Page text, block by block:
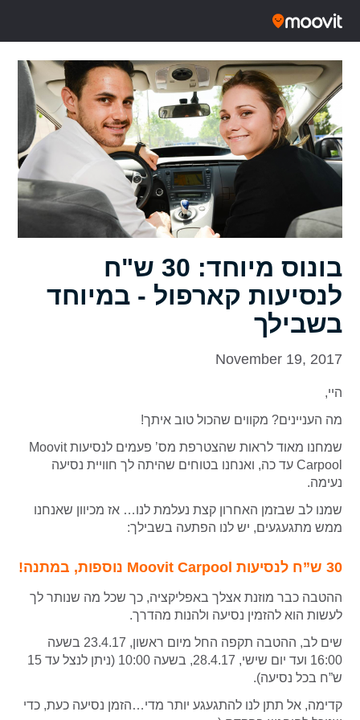
בונוס מיוחד: 30 ש"ח
לנסיעות קארפול - במיוחד
בשבילך
November 19, 2017
היי,
מה העניינים? מקווים שהכול טוב איתך!
שמחנו מאוד לראות שהצטרפת מס’ פעמים לנסיעות Moovit
Carpool עד כה, ואנחנו בטוחים שהיתה לך חוויית נסיעה
נעימה.
שמנו לב שבזמן האחרון קצת נעלמת לנו… אז מכיוון שאנחנו
ממש מתגעגעים, יש לנו הפתעה בשבילך:
30 ש”ח לנסיעות Moovit Carpool נוספות, במתנה!
ההטבה כבר מוזנת אצלך באפליקציה, כך שכל מה שנותר לך
לעשות הוא להזמין נסיעה ולהנות מהדרך.
שים לב, ההטבה תקפה החל מיום ראשון, 23.4.17 בשעה
16:00 ועד יום שישי, 28.4.17, בשעה 10:00 (ניתן לנצל עד 15
ש”ח בכל נסיעה).
קדימה, אל תתן לנו להתגעגע יותר מדי…הזמן נסיעה כעת, כדי